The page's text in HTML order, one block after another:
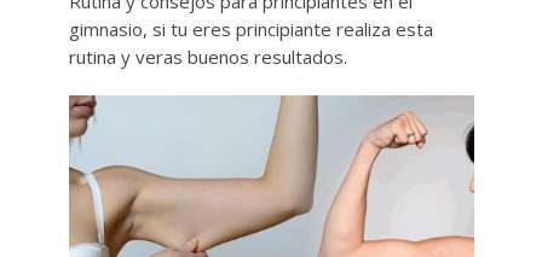
gimnasio, si tu eres principiante realiza esta
rutina y veras buenos resultados.